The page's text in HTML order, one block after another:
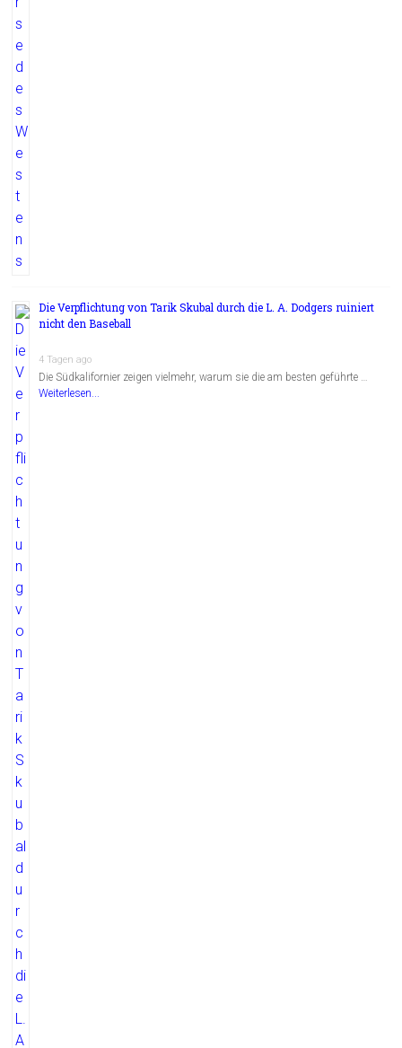
Die Verpflichtung von Tarik Skubal durch die L. A. Dodgers ruiniert
nicht den Baseball
4 Tagen ago
Die Südkalifornier zeigen vielmehr, warum sie die am besten geführte …
Weiterlesen...